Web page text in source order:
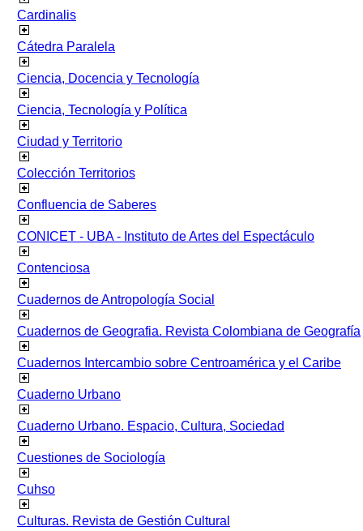
Cardinalis
Cátedra Paralela
Ciencia, Docencia y Tecnología
Ciencia, Tecnología y Política
Ciudad y Territorio
Colección Territorios
Confluencia de Saberes
CONICET - UBA - Instituto de Artes del Espectáculo
Contenciosa
Cuadernos de Antropología Social
Cuadernos de Geografia. Revista Colombiana de Geografía
Cuadernos Intercambio sobre Centroamérica y el Caribe
Cuaderno Urbano
Cuaderno Urbano. Espacio, Cultura, Sociedad
Cuestiones de Sociología
Cuhso
Culturas. Revista de Gestión Cultural